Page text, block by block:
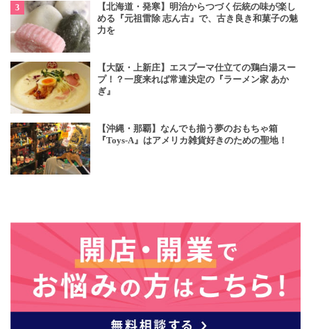
【北海道・発寒】明治からつづく伝統の味が楽し
める『元祖雷除 志ん古』で、古き良き和菓子の魅
力を
【大阪・上新庄】エスプーマ仕立ての鶏白湯スー
プ！？一度来れば常連決定の『ラーメン家 あか
ぎ』
【沖縄・那覇】なんでも揃う夢のおもちゃ箱
『Toys-A』はアメリカ雑貨好きのための聖地！